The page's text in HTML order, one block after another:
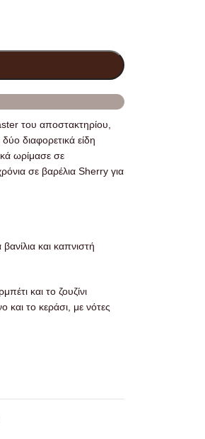
του αποστακτηρίου,
διαφορετικά είδη
ωρίμασε σε
σε βαρέλια Sherry για
και καπνιστή
και το ζουζίνι
και το κεράσι, με νότες